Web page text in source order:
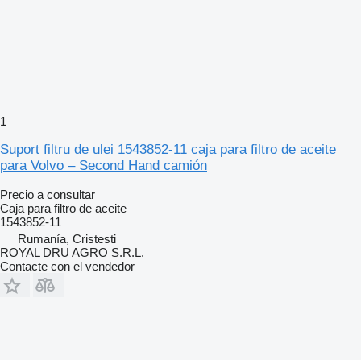
1
Suport filtru de ulei 1543852-11 caja para filtro de aceite
para Volvo – Second Hand camión
Precio a consultar
Caja para filtro de aceite
1543852-11
Rumanía, Cristesti
ROYAL DRU AGRO S.R.L.
Contacte con el vendedor